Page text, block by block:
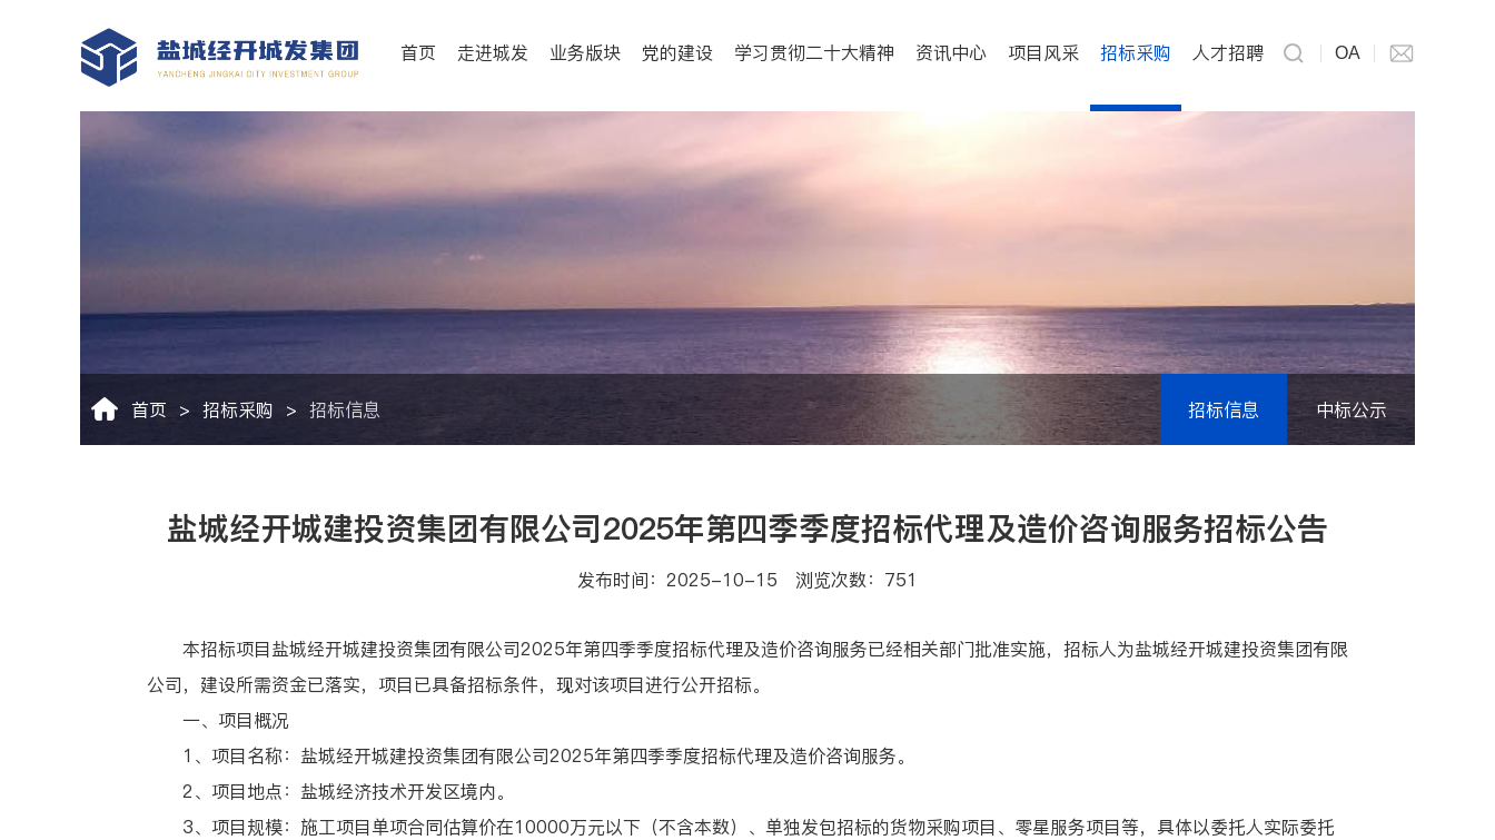
OA
首页 走进城发 业务版块 党的建设 学习贯彻二十大精神 资讯中心 项目风采 招标采购 人才招聘
首页 > 招标采购 > 招标信息 招标信息 中标公示
盐城经开城建投资集团有限公司2025年第四季季度招标代理及造价咨询服务招标公告
发布时间：2025-10-15 浏览次数： 751
本招标项目盐城经开城建投资集团有限公司2025年第四季季度招标代理及造价咨询服务已经相关部门批准实施，招标人为盐城经开城建投资集团有限
公司，建设所需资金已落实，项目已具备招标条件，现对该项目进行公开招标。
一、项目概况
1、项目名称：盐城经开城建投资集团有限公司2025年第四季季度招标代理及造价咨询服务。
2、项目地点：盐城经济技术开发区境内。
3、项目规模：施工项目单项合同估算价在10000万元以下（不含本数）、单独发包招标的货物采购项目、零星服务项目等，具体以委托人实际委托